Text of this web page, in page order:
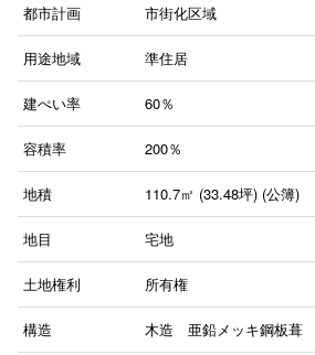
都市計画 市街化区域
用途地域 準住居
建ぺい率 60％
容積率 200％
地積 110.7㎡ (33.48坪) (公簿)
地目 宅地
土地権利 所有権
構造 木造 亜鉛メッキ鋼板葺